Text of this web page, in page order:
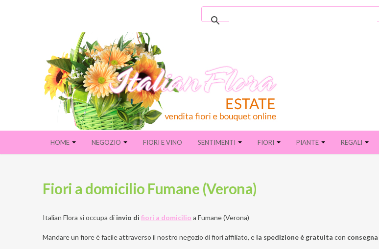
HOME NEGOZIO FIORI E VINO SENTIMENTI FIORI PIANTE REGALI
Fiori a domicilio Fumane (Verona)
Italian Flora si occupa di invio di fiori a domicilio a Fumane (Verona)
Mandare un fiore è facile attraverso il nostro negozio di fiori affiliato, e la spedizione è gratuita con consegna